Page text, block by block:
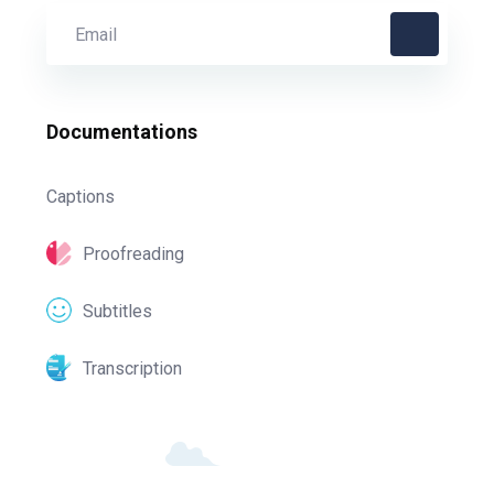
Documentations
Captions
Proofreading
Subtitles
Transcription